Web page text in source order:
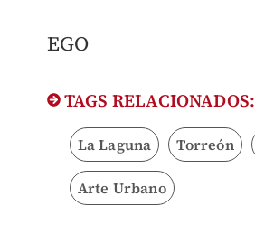
EGO
TAGS RELACIONADOS:
La Laguna Torreón
Arte Urbano